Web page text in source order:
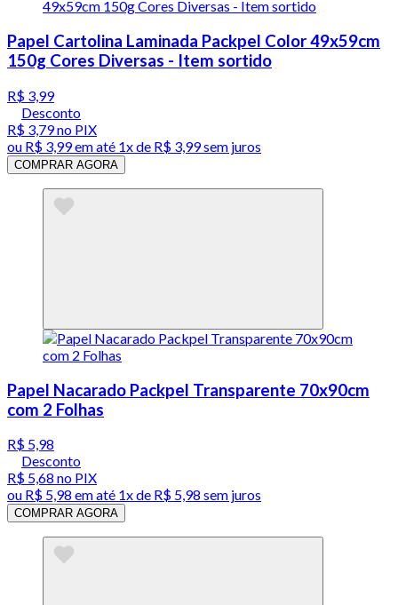
Papel Cartolina Laminada Packpel Color 49x59cm
150g Cores Diversas - Item sortido
R$ 3,99
Desconto
R$ 3,79no PIX
ou R$ 3,99em até 1x de R$ 3,99sem juros
COMPRAR AGORA
Papel Nacarado Packpel Transparente 70x90cm
com 2 Folhas
R$ 5,98
Desconto
R$ 5,68 no PIX
ou R$ 5,98 em até 1x de R$ 5,98 sem juros
COMPRAR AGORA